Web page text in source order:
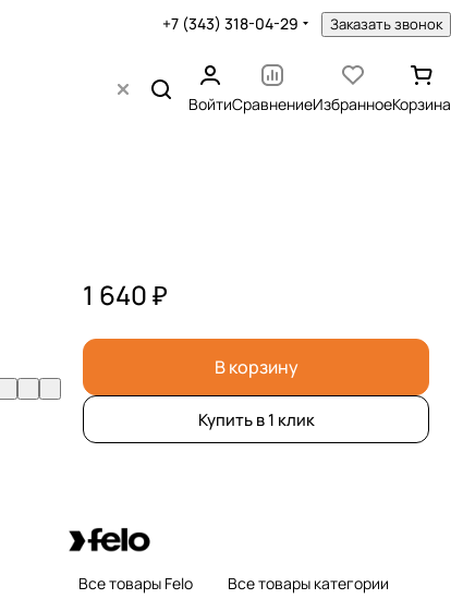
+7 (343) 318-04-29 Заказать звонок
ВойтиСравнениеИзбранноеКорзина
1 640 ₽
В корзину
Купить в 1 клик
Все товары Felo Все товары категории